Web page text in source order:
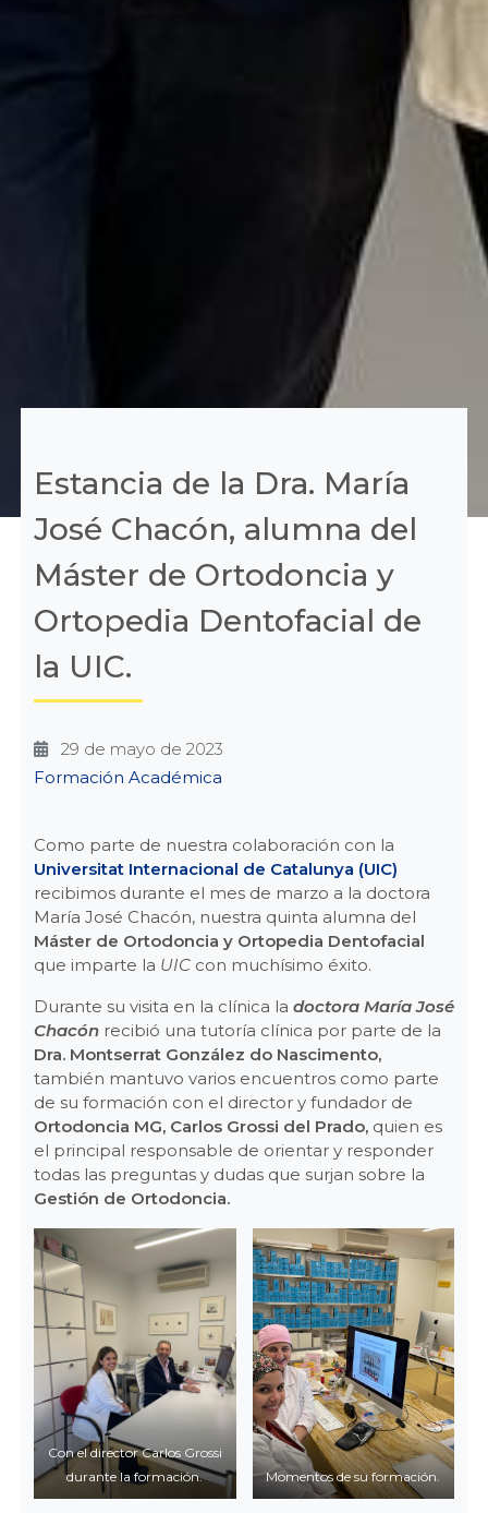
Estancia de la Dra. María
José Chacón, alumna del
Máster de Ortodoncia y
Ortopedia Dentofacial de
la UIC.
29 de mayo de 2023
Categories
Formación Académica
Como parte de nuestra colaboración con la
Universitat Internacional de Catalunya (UIC)
recibimos durante el mes de marzo a la doctora
María José Chacón, nuestra quinta alumna del
Máster de Ortodoncia y Ortopedia Dentofacial
que imparte la UICcon muchísimo éxito.
Durante su visita en la clínica la doctora María José
Chacón recibió una tutoría clínica por parte de la
Dra. Montserrat González do Nascimento,
también mantuvo varios encuentros como parte
de su formación con el director y fundador de
Ortodoncia MG, Carlos Grossi del Prado, quien es
el principal responsable de orientar y responder
todas las preguntas y dudas que surjan sobre la
Gestión de Ortodoncia.
Con el director Carlos Grossi
durante la formación.
Momentos de su formación.